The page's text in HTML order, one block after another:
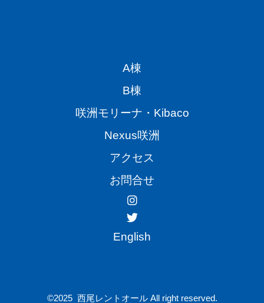
A棟
B棟
咲洲モリーナ・Kibaco
Nexus咲洲
アクセス
お問合せ
English
©2025 西尾レントオール All right reserved.